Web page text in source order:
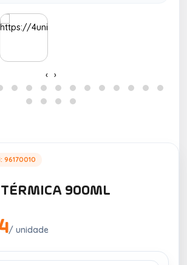
‹ ›
96170010
900ML
/ unidade